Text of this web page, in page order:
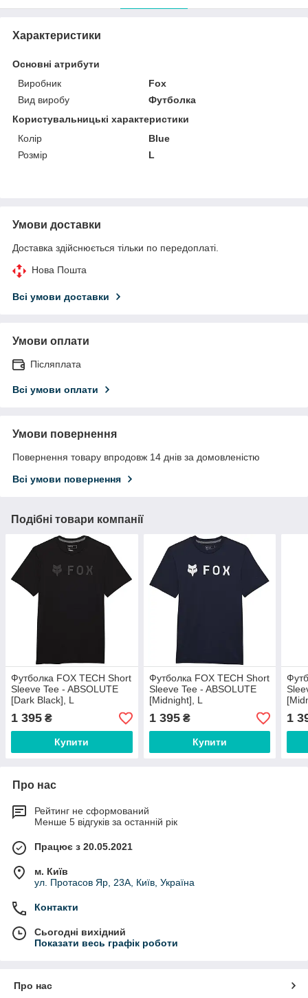
Характеристики
Основні атрибути
Виробник
Fox
Вид виробу
Футболка
Користувальницькі характеристики
Колір
Blue
Розмір
L
Умови доставки
Доставка здійснюється тільки по передоплаті.
Нова Пошта
Всі умови доставки
Умови оплати
Післяплата
Всі умови оплати
Умови повернення
Повернення товару впродовж 14 днів за домовленістю
Всі умови повернення
Подібні товари компанії
Футболка FOX TECH Short
Sleeve Tee - ABSOLUTE
[Dark Black], L
1 395 ₴
Купити
Футболка FOX TECH Short
Sleeve Tee - ABSOLUTE
[Midnight], L
1 395₴
Купити
1
Про нас
Рейтинг не сформований
Менше 5 відгуків за останній рік
Працює з 20.05.2021
м. Київ
ул. Протасов Яр, 23А, Київ, Україна
Контакти
Сьогодні вихідний
Показати весь графік роботи
Про нас